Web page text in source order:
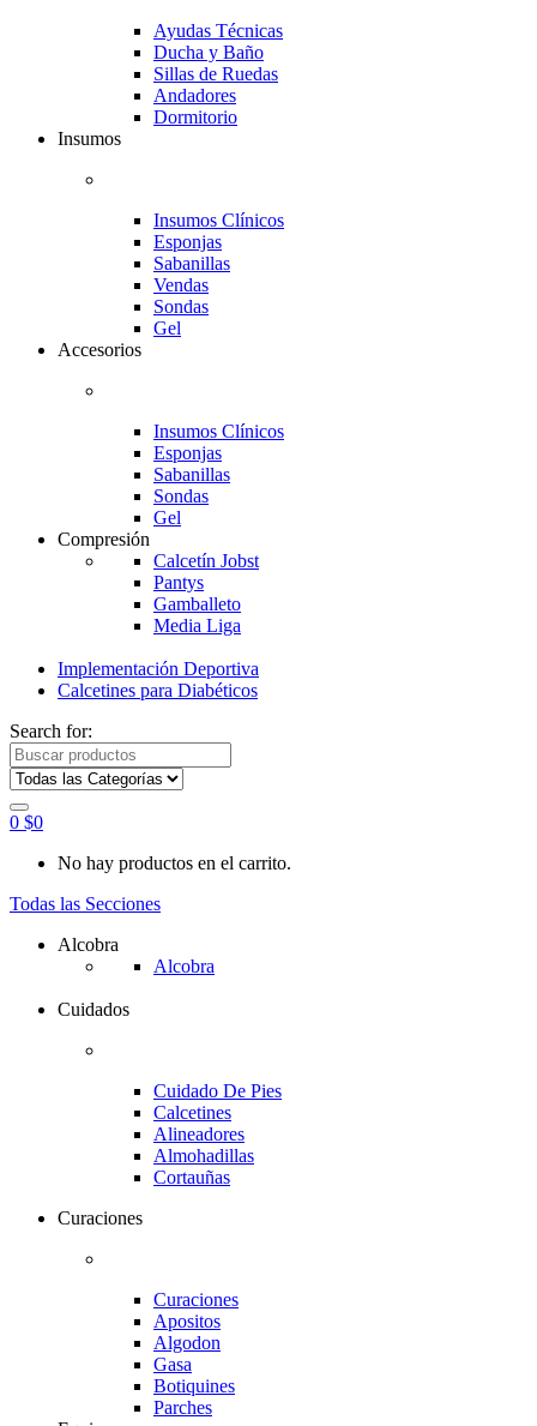
Ayudas Técnicas
Ducha y Baño
Sillas de Ruedas
Andadores
Dormitorio
Insumos
Insumos Clínicos
Esponjas
Sabanillas
Vendas
Sondas
Gel
Accesorios
Insumos Clínicos
Esponjas
Sabanillas
Sondas
Gel
Compresión
Calcetín Jobst
Pantys
Gamballeto
Media Liga
Implementación Deportiva
Calcetines para Diabéticos
Search for:
0 $0
No hay productos en el carrito.
Todas las Secciones
Alcobra
Alcobra
Cuidados
Cuidado De Pies
Calcetines
Alineadores
Almohadillas
Cortauñas
Curaciones
Curaciones
Apositos
Algodon
Gasa
Botiquines
Parches